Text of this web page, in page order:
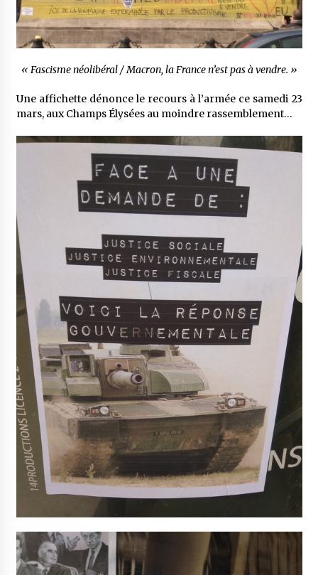
« Fascisme néolibéral / Macron, la France n’est pas à vendre. »
Une affichette dénonce le recours à l’armée ce samedi 23
mars, aux Champs Élysées au moindre rassemblement…